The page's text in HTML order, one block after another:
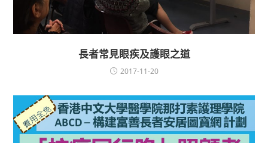
長者常見眼疾及護眼之道
2017-11-20